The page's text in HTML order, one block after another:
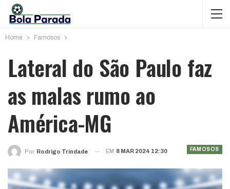
Home Famosos
Lateral do São Paulo faz
as malas rumo ao
América-MG
FAMOSOS
Por Rodrigo Trindade EM 8 MAR 2024 12:30